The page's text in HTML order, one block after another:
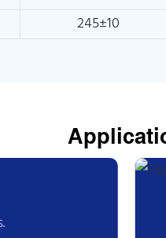
245±10